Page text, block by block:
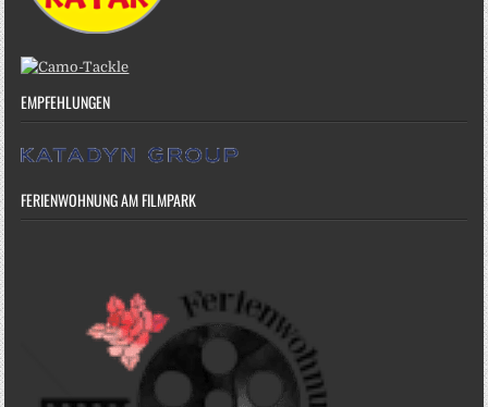
EMPFEHLUNGEN
FERIENWOHNUNG AM FILMPARK